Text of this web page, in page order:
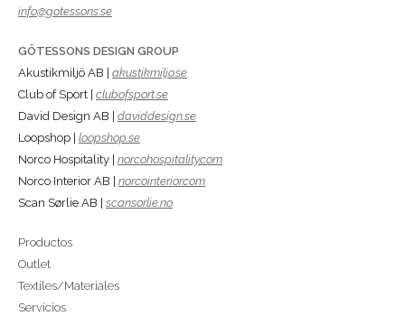
info@gotessons.se
GÖTESSONS DESIGN GROUP
Akustikmiljö AB | akustikmiljo.se
Club of Sport | clubofsport.se
David Design AB | daviddesign.se
Loopshop | loopshop.se
Norco Hospitality | norcohospitality.com
Norco Interior AB | norcointerior.com
Scan Sørlie AB | scansorlie.no
Productos
Outlet
Textiles/Materiales
Servicios